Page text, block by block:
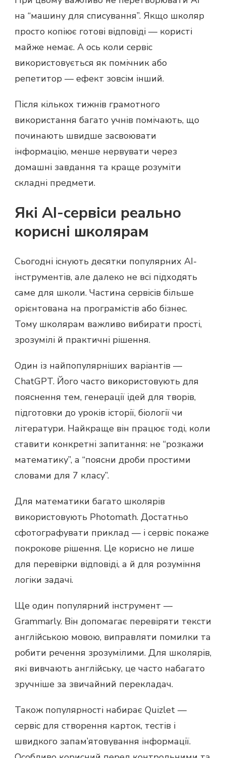
на “машину для списування”. Якщо школяр
просто копіює готові відповіді — користі
майже немає. А ось коли сервіс
використовується як помічник або
репетитор — ефект зовсім інший.
Після кількох тижнів грамотного
використання багато учнів помічають, що
починають швидше засвоювати
інформацію, менше нервувати через
домашні завдання та краще розуміти
складні предмети.
Які AI-сервіси реально
корисні школярам
Сьогодні існують десятки популярних AI-
інструментів, але далеко не всі підходять
саме для школи. Частина сервісів більше
орієнтована на програмістів або бізнес.
Тому школярам важливо вибирати прості,
зрозумілі й практичні рішення.
Один із найпопулярніших варіантів —
ChatGPT. Його часто використовують для
пояснення тем, генерації ідей для творів,
підготовки до уроків історії, біології чи
літератури. Найкраще він працює тоді, коли
ставити конкретні запитання: не “розкажи
математику”, а “поясни дроби простими
словами для 7 класу”.
Для математики багато школярів
використовують Photomath. Достатньо
сфотографувати приклад — і сервіс покаже
покрокове рішення. Це корисно не лише
для перевірки відповіді, а й для розуміння
логіки задачі.
Ще один популярний інструмент —
Grammarly. Він допомагає перевіряти тексти
англійською мовою, виправляти помилки та
робити речення зрозумілими. Для школярів,
які вивчають англійську, це часто набагато
зручніше за звичайний перекладач.
Також популярності набирає Quizlet —
сервіс для створення карток, тестів і
швидкого запам’ятовування інформації.